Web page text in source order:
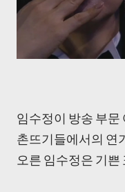
임수정이 방송 부문
촌뜨기들에서의 연
오른 임수정은 기쁜